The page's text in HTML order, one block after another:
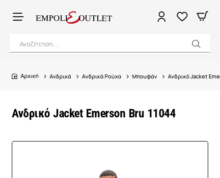
Αναζήτηση...
Ανδρικό Jacket Emerson Bru 11044
home
Ανδρικά Ανδρικά Ρούχα Μπουφάν Ανδρικό Jacket